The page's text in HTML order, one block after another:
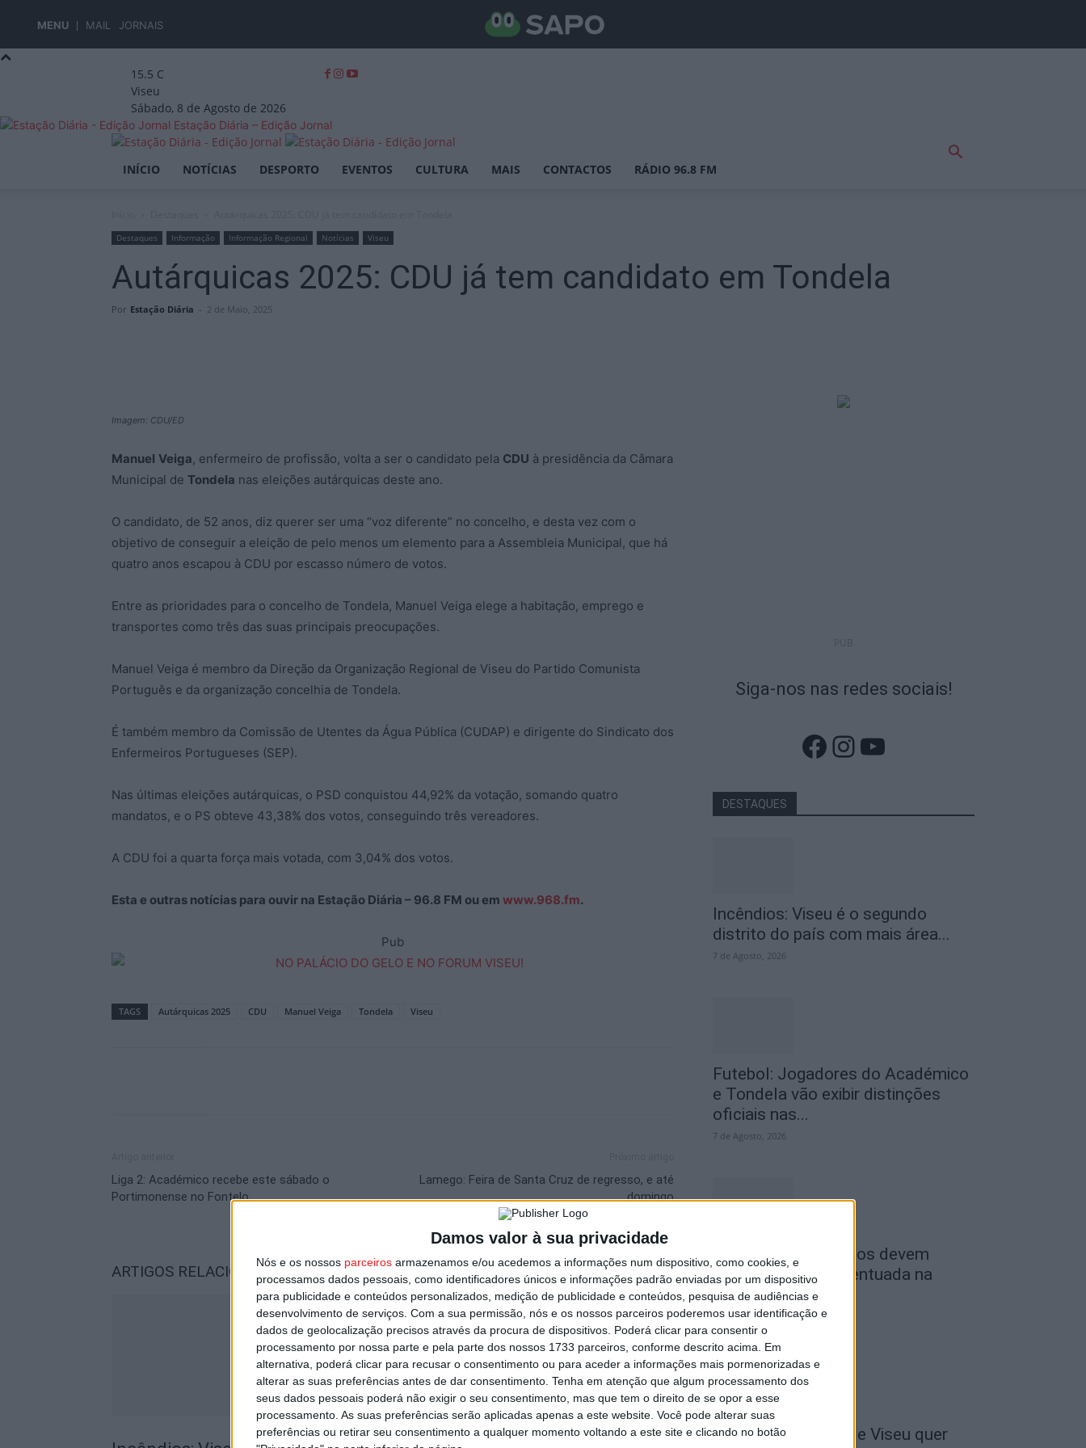
Damos valor à sua privacidade
Nós e os nossos parceiros armazenamos e/ou acedemos a informações num dispositivo, como cookies, e
processamos dados pessoais, como identificadores únicos e informações padrão enviadas por um dispositivo
para publicidade e conteúdos personalizados, medição de publicidade e conteúdos, pesquisa de audiências e
desenvolvimento de serviços. Com a sua permissão, nós e os nossos parceiros poderemos usar identificação e
dados de geolocalização precisos através da procura de dispositivos. Poderá clicar para consentir o
processamento por nossa parte e pela parte dos nossos 1733 parceiros, conforme descrito acima. Em
alternativa, poderá clicar para recusar o consentimento ou para aceder a informações mais pormenorizadas e
alterar as suas preferências antes de dar consentimento. Tenha em atenção que algum processamento dos
seus dados pessoais poderá não exigir o seu consentimento, mas que tem o direito de se opor a esse
processamento. As suas preferências serão aplicadas apenas a este website. Você pode alterar suas
preferências ou retirar seu consentimento a qualquer momento voltando a este site e clicando no botão
MENU MAIL JORNAIS
15.5 C
Viseu
Sábado, 8 de Agosto de 2026
Estação Diária – Edição Jornal
INÍCIO NOTÍCIAS DESPORTO EVENTOS CULTURA MAIS CONTACTOS RÁDIO 96.8 FM
Destaques Informação Informação Regional Notícias Viseu
Autárquicas 2025: CDU já tem candidato em Tondela
Por Estação Diária - 2 de Maio, 2025
Imagem: CDU/ED
Manuel Veiga, enfermeiro de profissão, volta a ser o candidato pela CDU à presidência da Câmara
Municipal de Tondela nas eleições autárquicas deste ano.
O candidato, de 52 anos, diz querer ser uma “voz diferente” no concelho, e desta vez com o
objetivo de conseguir a eleição de pelo menos um elemento para a Assembleia Municipal, que há
quatro anos escapou à CDU por escasso número de votos.
Entre as prioridades para o concelho de Tondela, Manuel Veiga elege a habitação, emprego e
transportes como três das suas principais preocupações.
Manuel Veiga é membro da Direção da Organização Regional de Viseu do Partido Comunista
Português e da organização concelhia de Tondela.
É também membro da Comissão de Utentes da Água Pública (CUDAP) e dirigente do Sindicato dos
Enfermeiros Portugueses (SEP).
Nas últimas eleições autárquicas, o PSD conquistou 44,92% da votação, somando quatro
mandatos, e o PS obteve 43,38% dos votos, conseguindo três vereadores.
A CDU foi a quarta força mais votada, com 3,04% dos votos.
Esta e outras notícias para ouvir na Estação Diária – 96.8 FM ou em www.968.fm.
Pub
TAGS Autárquicas 2025 CDU Manuel Veiga Tondela Viseu
Liga 2: Académico recebe este sábado o
Portimonense no Fontelo
Lamego: Feira de Santa Cruz de regresso, e até
domingo
ARTIGOS RELACIONADOS Mais do autor
Siga-nos nas redes sociais!
Facebook
Instagram
YouTube
DESTAQUES
Incêndios: Viseu é o segundo
distrito do país com mais área...
7 de Agosto, 2026
Futebol: Jogadores do Académico
e Tondela vão exibir distinções
oficiais nas...
7 de Agosto, 2026
Combustíveis: Preços devem
baixar de forma acentuada na
próxima semana
7 de Agosto, 2026
I Liga: Académico de Viseu quer